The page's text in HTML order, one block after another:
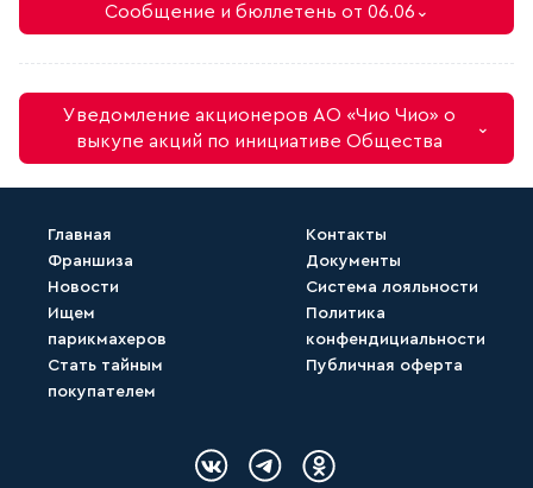
Сообщение и бюллетень от 06.06 ⌄
Скачать (Бюллетень ГОСА 2025.docx)
Скачать (2. Сообщение для
Уведомление акционеров АО «Чио Чио» о
выкупе акций по инициативе Общества
⌄
Главная
Франшиза
Новости
Ищем
парикмахеров
Стать тайным
покупателем
Контакты
Документы
Система лояльности
Политика
конфендициальности
Публичная оферта
Логотип Вконтакте
Логотип Telegram
Логотип